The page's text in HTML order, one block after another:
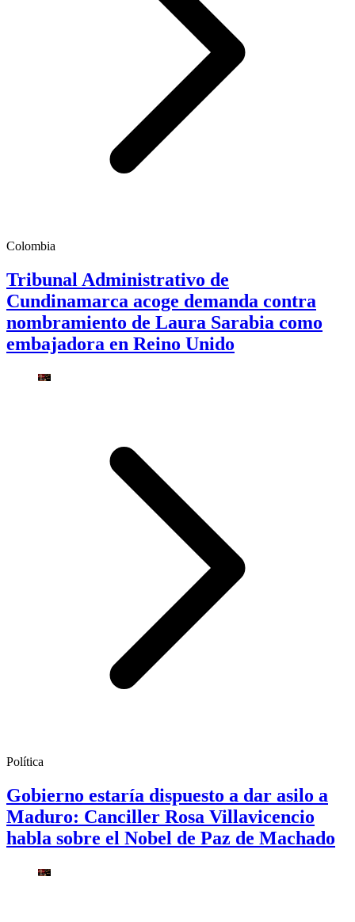
Colombia
Tribunal Administrativo de
Cundinamarca acoge demanda contra
nombramiento de Laura Sarabia como
embajadora en Reino Unido
Política
Gobierno estaría dispuesto a dar asilo a
Maduro: Canciller Rosa Villavicencio
habla sobre el Nobel de Paz de Machado